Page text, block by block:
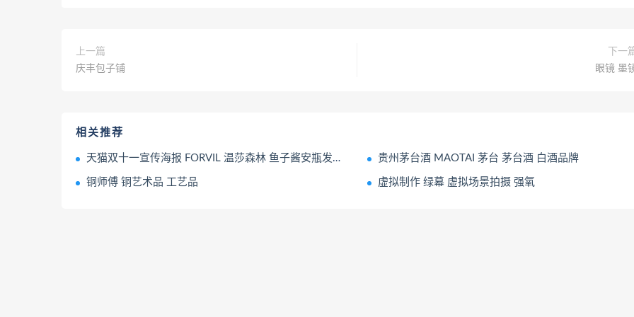
上一篇
庆丰包子铺
下一
眼镜 墨
相关推荐
天猫双十一宣传海报 FORVIL 温莎森林 鱼子酱安瓶发膜 发膜宣传海报 贵州茅台酒 MAOTAI 茅台 茅台酒 白酒品牌
铜师傅 铜艺术品 工艺品 虚拟制作 绿幕 虚拟场景拍摄 强氧